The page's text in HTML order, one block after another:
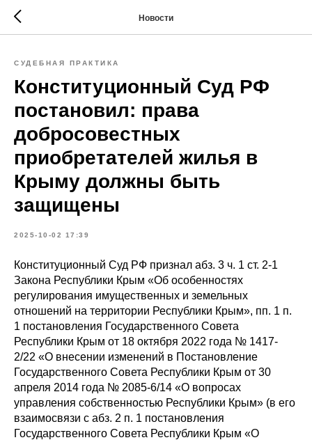
Новости
СУДЕБНАЯ ПРАКТИКА
Конституционный Суд РФ
постановил: права
добросовестных
приобретателей жилья в
Крыму должны быть
защищены
2025-10-02 17:39
Конституционный Суд РФ признал абз. 3 ч. 1 ст. 2-1
Закона Республики Крым «Об особенностях
регулирования имущественных и земельных
отношений на территории Республики Крым», пп. 1 п.
1 постановления Государственного Совета
Республики Крым от 18 октября 2022 года № 1417-
2/22 «О внесении изменений в Постановление
Государственного Совета Республики Крым от 30
апреля 2014 года № 2085-6/14 «О вопросах
управления собственностью Республики Крым» (в его
взаимосвязи с абз. 2 п. 1 постановления
Государственного Совета Республики Крым «О